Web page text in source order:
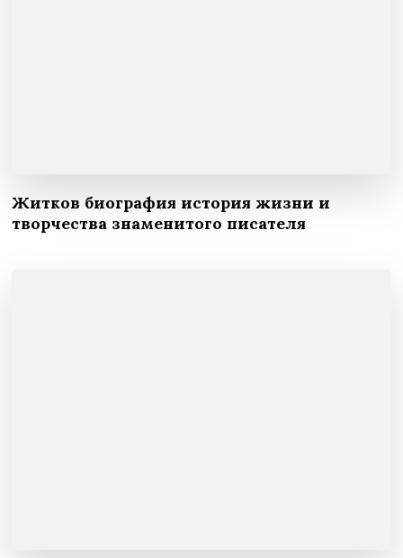
Житков биография история жизни и
творчества знаменитого писателя